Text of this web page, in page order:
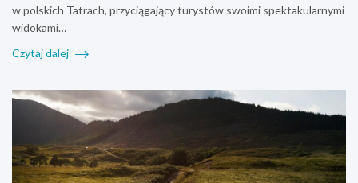
w polskich Tatrach, przyciągający turystów swoimi spektakularnymi
widokami…
Czytaj dalej